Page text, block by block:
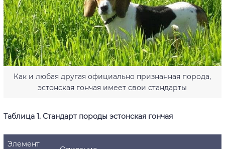
Как и любая другая официально признанная порода,
эстонская гончая имеет свои стандарты
Таблица 1. Стандарт породы эстонская гончая
Элемент